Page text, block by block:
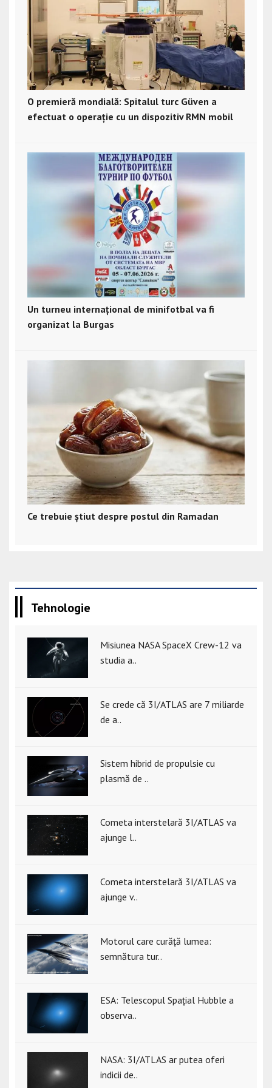
O premieră mondială: Spitalul turc Güven a
efectuat o operație cu un dispozitiv RMN mobil
Un turneu internațional de minifotbal va fi
organizat la Burgas
Ce trebuie știut despre postul din Ramadan
Tehnologie
Misiunea NASA SpaceX Crew-12 va
studia a..
Se crede că 3I/ATLAS are 7 miliarde
de a..
Sistem hibrid de propulsie cu
plasmă de ..
Cometa interstelară 3I/ATLAS va
ajunge l..
Cometa interstelară 3I/ATLAS va
ajunge v..
Motorul care curăță lumea:
semnătura tur..
ESA: Telescopul Spațial Hubble a
observa..
NASA: 3I/ATLAS ar putea oferi
indicii de..